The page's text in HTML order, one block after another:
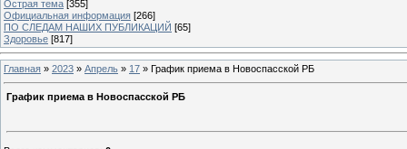
Острая тема [355]
Официальная информация [266]
ПО СЛЕДАМ НАШИХ ПУБЛИКАЦИЙ [65]
Здоровье [817]
Главная » 2023 » Апрель » 17 » График приема в Новоспасской РБ
График приема в Новоспасской РБ